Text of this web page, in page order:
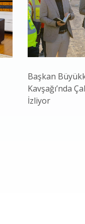
Başkan
Kavşağı’nda
İzliyor